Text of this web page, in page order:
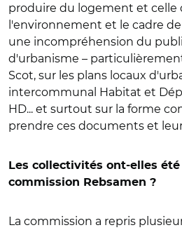
produire du logement et celle
l'environnement et le cadre de
une incompréhension du
d'urbanisme –
Scot, sur les plans locaux
intercommunal Habitat et
HD... et surtout sur la forme
prendre ces documents et
Les collectivités ont-elles
commission Rebsamen ?
La commission a repris